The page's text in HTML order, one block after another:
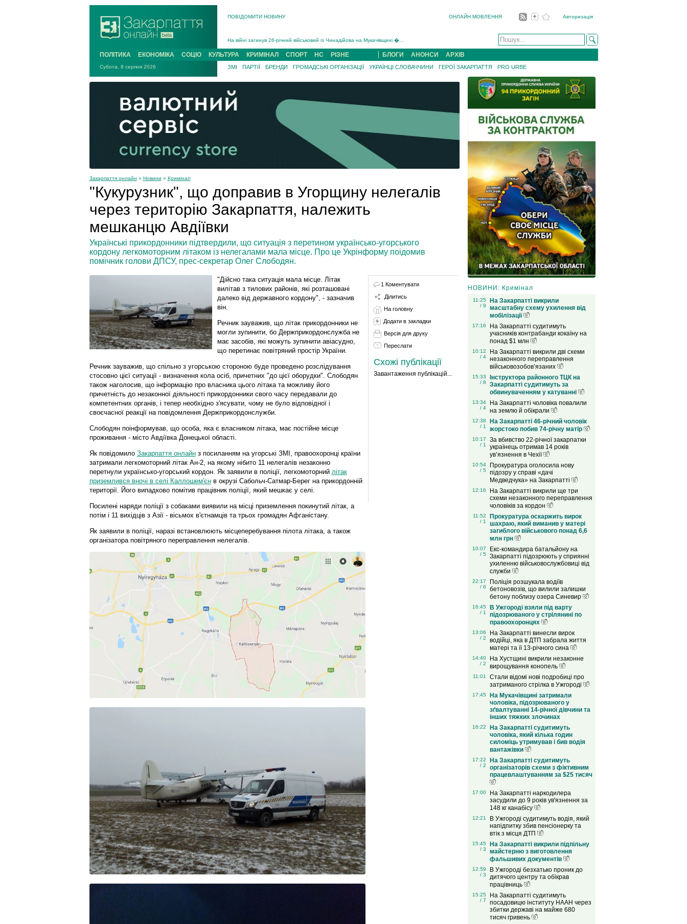
ПОВІДОМИТИ НОВИНУ ОНЛАЙН МОВЛЕННЯ Авторизація
Підтвердили загибель захисника із Нанкова на Хустщині Юліана Гербея (ФОТО)[/gree...
На війні загинув 26-річний військовий із Чинадійова на Мукачівщині �...
ПОЛІТИКА ЕКОНОМІКА СОЦІО КУЛЬТУРА КРИМІНАЛ СПОРТ НС РІЗНЕ БЛОГИ АНОНСИ АРХІВ
Субота, 8 серпня 2026 ЗМІ ПАРТІЇ БРЕНДИ ГРОМАДСЬКІ ОРГАНІЗАЦІЇ УКРАЇНЦІ СЛОВАЧЧИНИ ГЕРОЇ ЗАКАРПАТТЯ PRO URBE
Закарпаття онлайн » Новини » Кримінал
"Кукурузник", що доправив в Угорщину нелегалів
через територію Закарпаття, належить
мешканцю Авдіївки
Українські прикордонники підтвердили, що ситуація з перетином українсько-угорського
кордону легкомоторним літаком із нелегалами мала місце. Про це Укрінформу поідомив
помічник голови ДПСУ, прес-секретар Олег Слободян.
"Дійсно така ситуація мала місце. Літак
вилітав з тилових районів, які розташовані
далеко від державного кордону", - зазначив
він.
Речник зауважив, що літак прикордонники не
могли зупинити, бо Держприкордонслужба не
має засобів, які можуть зупинити авіасудно,
що перетинає повітряний простір України.
Речник зауважив, що спільно з угорською стороною буде проведено розслідування
стосовно цієї ситуації - визначення кола осіб, причетних "до цієї оборудки". Слободян
також наголосив, що інформацію про власника цього літака та можливу його
причетність до незаконної діяльності прикордонники свого часу передавали до
компетентних органів, і тепер необхідно з'ясувати, чому не було відповідної і
своєчасної реакції на повідомлення Держприкордонслужби.
Слободян поінформував, що особа, яка є власником літака, має постійне місце
проживання - місто Авдіївка Донецької області.
Як повідомило Закарпаття онлайнз посиланням на угорські ЗМІ, правоохоронці країни
затримали легкомоторний літак Ан-2, на якому нібито 11 нелегалів незаконно
перетнули українсько-угорський кордон. Як заявили в поліції, легкомоторний літак
приземлився вночі в селі Каллошем'єнв окрузі Сабольч-Сатмар-Берег на прикордонній
території. Його випадково помітив працівник поліції, який мешкає у селі.
Посилені наряди поліції з собаками виявили на місці приземлення покинутий літак, а
потім і 11 вихідців з Азії - вісьмох в'єтнамців та трьох громадян Афганістану.
Як заявили в поліції, наразі встановлюють місцеперебування пілота літака, а також
організатора повітряного переправлення нелегалів.
1 Коментувати
Ділитись
На головну
Додати в закладки
Версія для друку
Переслати
Схожі публікації
Завантаження публікацій...
НОВИНИ: Кримінал
11:25
/ 9
На Закарпатті викрили
масштабну схему ухилення від
мобілізації
17:16
На Закарпатті судитимуть
учасників контрабанди кокаїну на
понад $1 млн
10:12
/ 4
На Закарпатті викрили дві схеми
незаконного переправлення
військовозобов’язаних
15:33
/ 8
Інструктора районного ТЦК на
Закарпатті судитимуть за
обвинуваченням у катуванні
13:34
/ 4
На Закарпатті чоловіка повалили
на землю й обікрали
12:38
/ 1
На Закарпатті 46-річний чоловік
жорстоко побив 74-річну матір
10:17
/ 1
За вбивство 22-річної закарпатки
українець отримав 14 років
ув’язнення в Чехії
10:54
/ 5
Прокуратура оголосила нову
підозру у справі «дачі
Медведчука» на Закарпатті
12:16
На Закарпатті викрили ще три
схеми незаконного переправлення
чоловіків за кордон
11:52
/ 1
Прокуратура оскаржить вирок
шахраю, який виманив у матері
загиблого військового понад 6,6
млн грн
10:07
/ 5
Екс-командира батальйону на
Закарпатті підозрюють у сприянні
ухиленню військовослужбовиці від
служби
22:17
/ 6
Поліція розшукала водіїв
бетоновозів, що вилили залишки
бетону поблизу озера Синевир
16:45
/ 1
В Ужгороді взяли під варту
підозрюваного у стрілянині по
правоохоронцях
13:06
/ 2
На Закарпатті винесли вирок
водійці, яка в ДТП забрала життя
матері та її 13-річного сина
14:40
/ 2
На Хустщині викрили незаконне
вирощування конопель
11:01
Стали відомі нові подробиці про
затриманого стрілка в Ужгороді
17:45
На Мукачівщині затримали
чоловіка, підозрюваного у
зґвалтуванні 14-річної дівчини та
інших тяжких злочинах
16:22
На Закарпатті судитимуть
чоловіка, який кілька годин
силоміць утримував і бив водія
вантажівки
17:22
/ 2
На Закарпатті судитимуть
організаторів схеми з фіктивним
працевлаштуванням за $25 тисяч
17:00
На Закарпатті наркодилера
засудили до 9 років ув'язнення за
148 кг канабісу
12:21
В Ужгороді судитимуть водія, який
напідпитку збив пенсіонерку та
втік з місця ДТП
15:45
/ 3
На Закарпатті викрили підпільну
майстерню з виготовлення
фальшивих документів
12:59
/ 3
В Ужгороді безхатько проник до
дитячого центру та обікрав
працівниць
15:25
/ 7
На Закарпатті судитимуть
посадовицю інституту НААН через
збитки державі на майже 680
тисяч гривень